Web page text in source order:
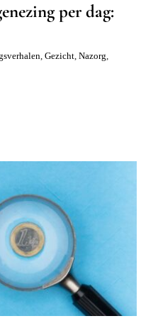
per dag:
, Gezicht, Nazorg,
Wat kost een